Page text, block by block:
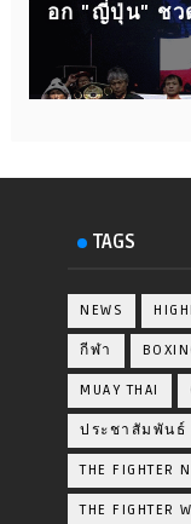
อก "ญี่ปุ่น" ชว
TAGS
NEWS
กีฬา
MUAY THAI
ประชาสัมพันธ์
THE FIGHTER
THE FIGHTER